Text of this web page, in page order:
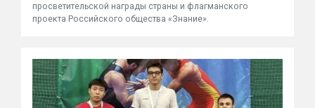
просветительской награды страны и флагманского
проекта Российского общества «Знание».